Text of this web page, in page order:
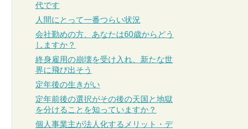
代です
人間にとって一番つらい状況
会社勤めの方、あなたは60歳からどう
しますか？
終身雇用の崩壊を受け入れ、新たな世
界に飛び出そう
定年後の生きがい
定年前後の選択がその後の天国と地獄
を分けることを知っていますか？
個人事業主が法人化するメリット・デ